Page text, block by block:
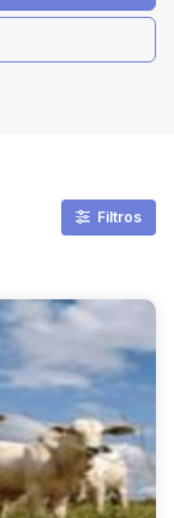
Filtros